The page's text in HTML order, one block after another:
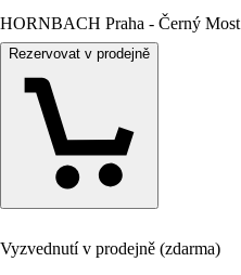
HORNBACH Praha - Černý Most
Rezervovat v prodejně
Vyzvednutí v prodejně (zdarma)